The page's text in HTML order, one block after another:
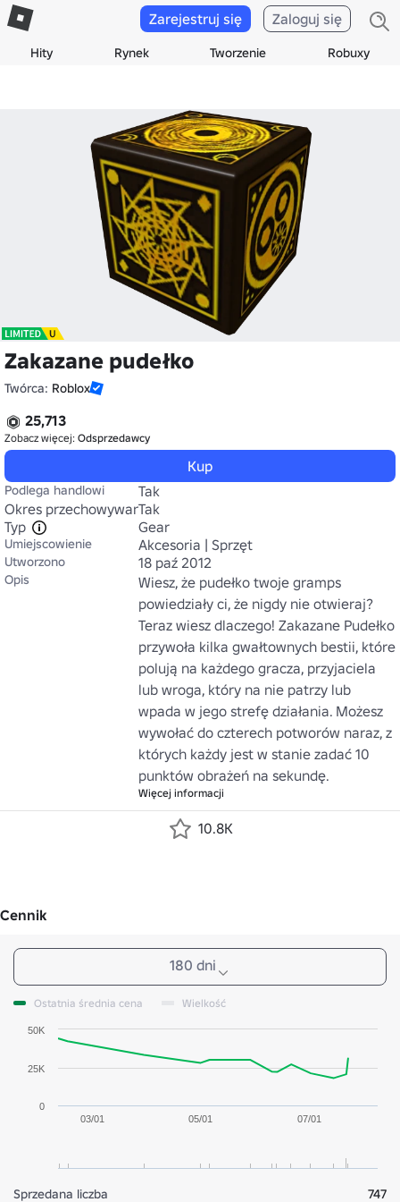
Hity Rynek Tworzenie Robuxy
Zarejestruj się Zaloguj się
Zakazane pudełko
Twórca: Roblox
25,713
Zobacz więcej: Odsprzedawcy
Kup
Podlega handlowi
Tak
Okres przechowywania
Tak
Typ
Gear
Umiejscowienie Akcesoria | Sprzęt
Utworzono 18 paź 2012
Opis
Wiesz, że pudełko twoje gramps
powiedziały ci, że nigdy nie otwieraj?
Teraz wiesz dlaczego! Zakazane Pudełko
przywoła kilka gwałtownych bestii, które
polują na każdego gracza, przyjaciela
lub wroga, który na nie patrzy lub
wpada w jego strefę działania. Możesz
wywołać do czterech potworów naraz, z
których każdy jest w stanie zadać 10
punktów obrażeń na sekundę.
Więcej informacji
10.8K
Cennik
180 dni
Ostatnia średnia cena Wielkość
03/01 05/01 07/01
0
25K
50K
Sprzedana liczba 747